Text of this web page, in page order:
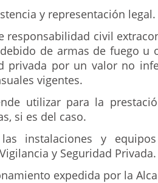
y representación legal.
responsabilidad civil
de armas de fuego u
privada por un valor no
vigentes.
utilizar para la
si es del caso.
instalaciones y
y Seguridad Privada.
expedida por la